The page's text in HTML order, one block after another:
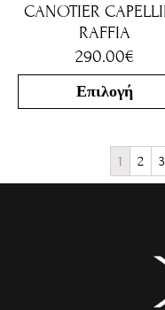
CANOTIER
RAFFIA
290.00€
Επιλογή
1 2 3